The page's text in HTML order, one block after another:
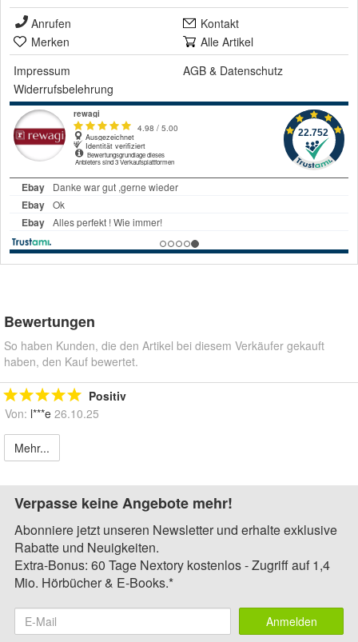
Anrufen
Kontakt
Merken
Alle Artikel
Impressum
AGB & Datenschutz
Widerrufsbelehrung
Bewertungen
So haben Kunden, die den Artikel bei diesem Verkäufer gekauft
haben, den Kauf bewertet.
Positiv
Von: l***e 26.10.25
Mehr...
Verpasse keine Angebote mehr!
Abonniere jetzt unseren Newsletter und erhalte exklusive
Rabatte und Neuigkeiten.
Extra-Bonus: 60 Tage Nextory kostenlos - Zugriff auf 1,4
Mio. Hörbücher & E-Books.*
Anmelden